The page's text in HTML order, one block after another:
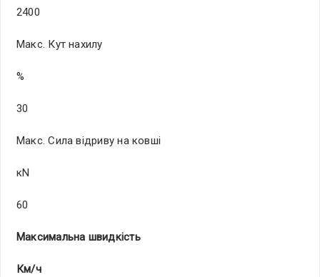
2400
Макс. Кут нахилу
%
30
Макс. Сила відриву на ковші
кN
60
Максимальна швидкість
Км/ч